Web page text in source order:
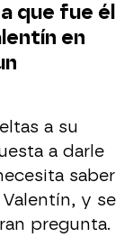
que fue él
en
a su
a darle
saber
y se
pregunta.